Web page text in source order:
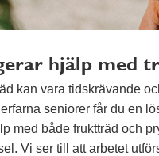
hjälp med
kan vara tidskrävande
seniorer får du en
med både fruktträd och
Vi ser till att arbetet